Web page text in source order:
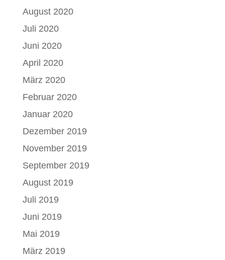
August 2020
Juli 2020
Juni 2020
April 2020
März 2020
Februar 2020
Januar 2020
Dezember 2019
November 2019
September 2019
August 2019
Juli 2019
Juni 2019
Mai 2019
März 2019